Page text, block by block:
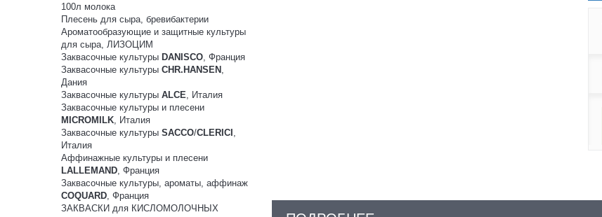
100л молока
Плесень для сыра, бревибактерии
Ароматообразующие и защитные культуры
для сыра, ЛИЗОЦИМ
Заквасочные культуры DANISCO , Франция
Заквасочные культуры CHR.HANSEN
Дания
Заквасочные культуры ALCE , Италия
Заквасочные культуры и плесени
MICROMILK , Италия
Заквасочные культуры SACCO/CLERICI
Италия
Аффинажные культуры и плесени
LALLEMAND , Франция
Заквасочные культуры, ароматы, аффинаж
COQUARD , Франция
ЗАКВАСКИ для КИСЛОМОЛОЧНЫХ